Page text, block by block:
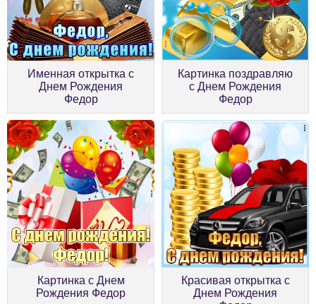
Именная открытка с
Днем Рождения
Федор
Картинка поздравляю
с Днем Рождения
Федор
Картинка с Днем
Рождения Федор
Красивая открытка с
Днем Рождения